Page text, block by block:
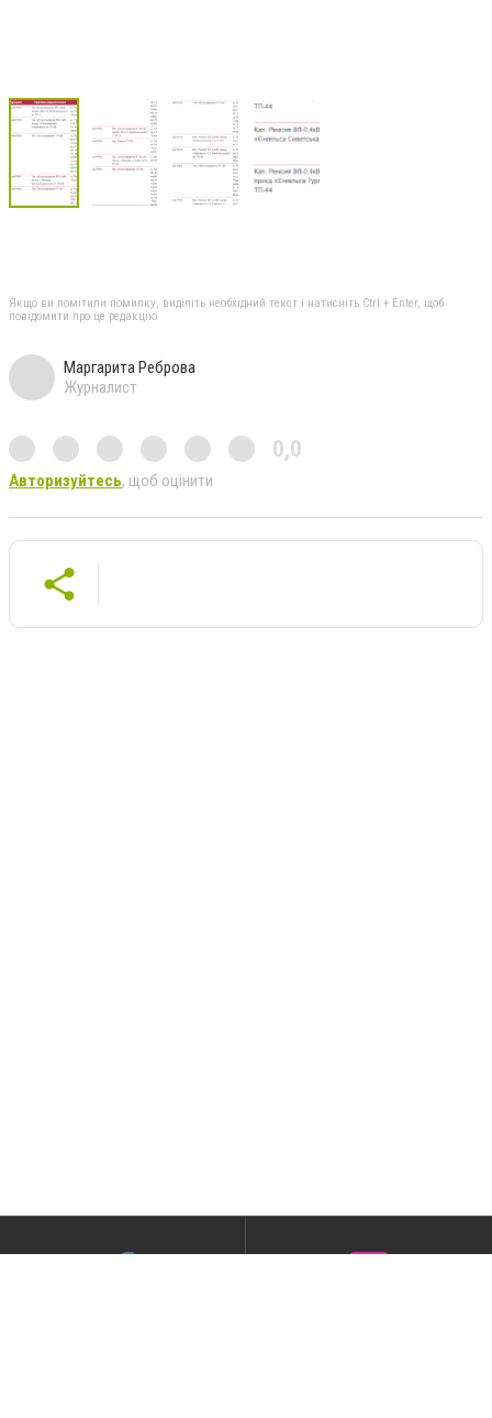
Якщо ви помітили помилку, виділіть необхідний текст і натисніть Ctrl + Enter, щоб
повідомити про це редакцію
Маргарита Реброва
Журналист
0,0
Авторизуйтесь, щоб оцінити